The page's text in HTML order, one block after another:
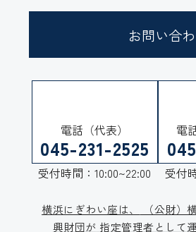
お問い合
電話（代表）
045-231-2525
受付時間：10:00~22:00
電
受付
横浜にぎわい座は、
（公財）
興財団が 指定管理者として